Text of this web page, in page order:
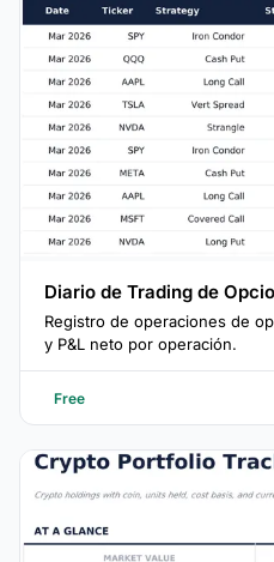
Diario de Trading de
Registro de operaciones de
y P&L neto por operación.
Free